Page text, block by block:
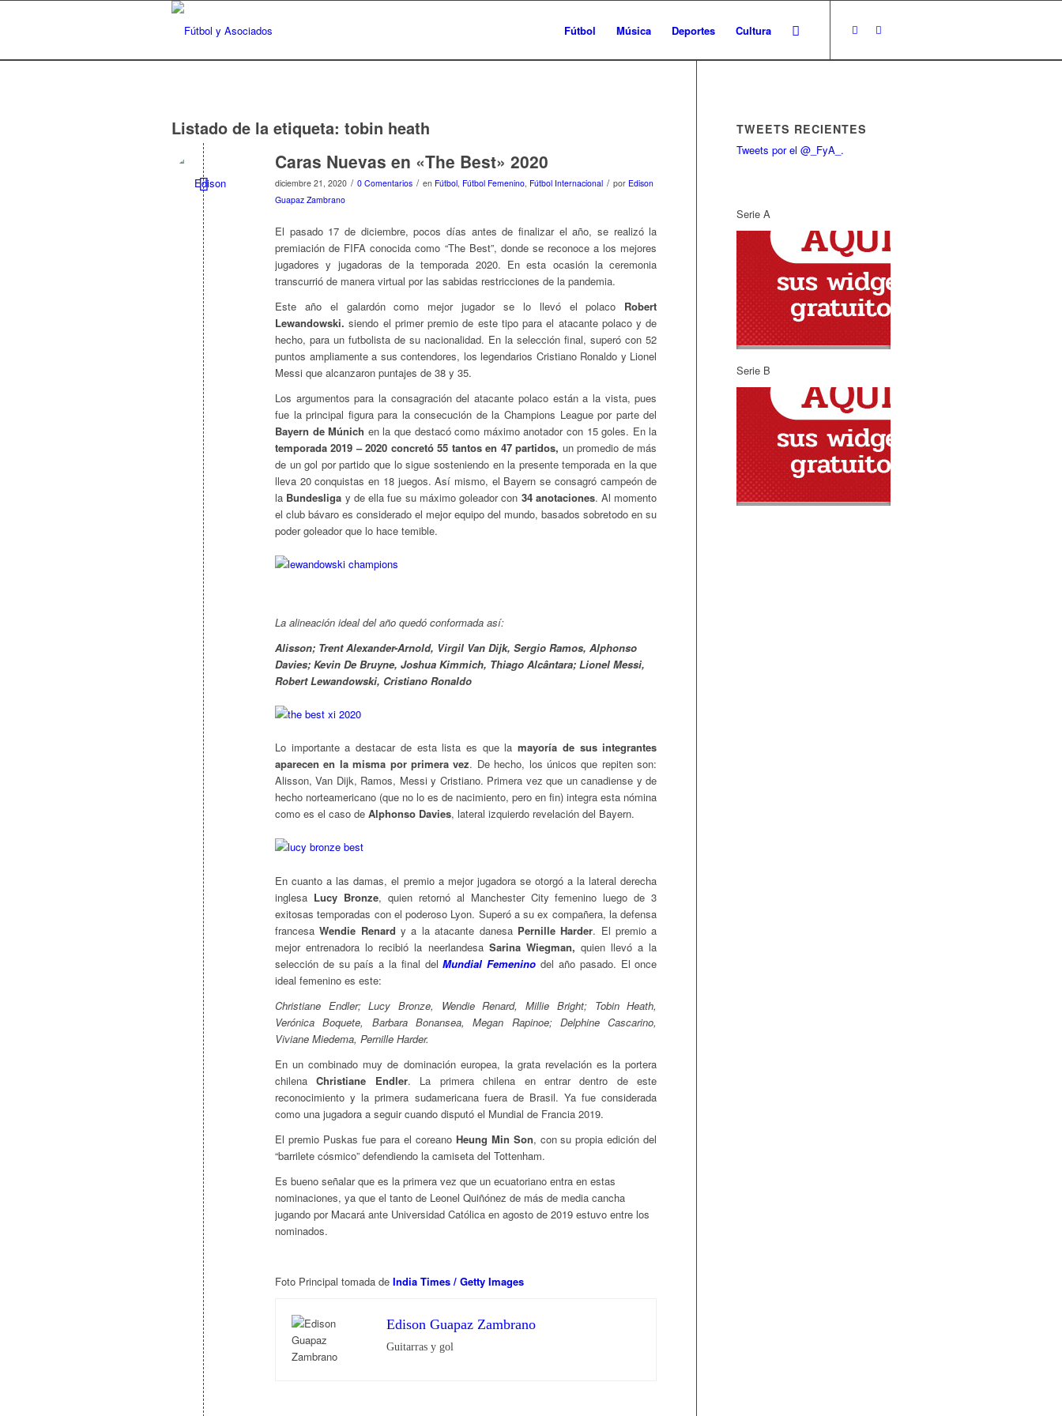
Fútbol Música Deportes Cultura
Listado de la etiqueta: tobin heath
Caras Nuevas en «The Best» 2020
diciembre 21, 2020 / 0 Comentarios / en Fútbol, Fútbol Femenino, Fútbol Internacional / por Edison
Guapaz Zambrano
El pasado 17 de diciembre, pocos días antes de finalizar el año, se realizó la
premiación de FIFA conocida como “The Best”, donde se reconoce a los mejores
jugadores y jugadoras de la temporada 2020. En esta ocasión la ceremonia
transcurrió de manera virtual por las sabidas restricciones de la pandemia.
Este año el galardón como mejor jugador se lo llevó el polaco Robert
Lewandowski. siendo el primer premio de este tipo para el atacante polaco y de
hecho, para un futbolista de su nacionalidad. En la selección final, superó con 52
puntos ampliamente a sus contendores, los legendarios Cristiano Ronaldo y Lionel
Messi que alcanzaron puntajes de 38 y 35.
Los argumentos para la consagración del atacante polaco están a la vista, pues
fue la principal figura para la consecución de la Champions League por parte del
Bayern de Múnich en la que destacó como máximo anotador con 15 goles. En la
temporada 2019 – 2020 concretó 55 tantos en 47 partidos, un promedio de más
de un gol por partido que lo sigue sosteniendo en la presente temporada en la que
lleva 20 conquistas en 18 juegos. Así mismo, el Bayern se consagró campeón de
la Bundesliga y de ella fue su máximo goleador con 34 anotaciones. Al momento
el club bávaro es considerado el mejor equipo del mundo, basados sobretodo en su
poder goleador que lo hace temible.
La alineación ideal del año quedó conformada así:
Alisson; Trent Alexander-Arnold, Virgil Van Dijk, Sergio Ramos, Alphonso
Davies; Kevin De Bruyne, Joshua Kimmich, Thiago Alcântara; Lionel Messi,
Robert Lewandowski, Cristiano Ronaldo
Lo importante a destacar de esta lista es que lamayoría de sus integrantes
aparecen en la misma por primera vez. De hecho, los únicos que repiten son:
Alisson, Van Dijk, Ramos, Messi y Cristiano. Primera vez que un canadiense y de
hecho norteamericano (que no lo es de nacimiento, pero en fin) integra esta nómina
como es el caso de Alphonso Davies, lateral izquierdo revelación del Bayern.
En cuanto a las damas, el premio a mejor jugadora se otorgó a la lateral derecha
inglesa Lucy Bronze, quien retornó al Manchester City femenino luego de 3
exitosas temporadas con el poderoso Lyon. Superó a su ex compañera, la defensa
francesaWendie Renard y a la atacante danesa Pernille Harder. El premio a
mejor entrenadora lo recibió la neerlandesa Sarina Wiegman, quien llevó a la
selección de su país a la final delMundial Femenino del año pasado. El once
ideal femenino es este:
Christiane Endler; Lucy Bronze, Wendie Renard, Millie Bright; Tobin Heath,
Verónica Boquete, Barbara Bonansea, Megan Rapinoe; Delphine Cascarino,
Viviane Miedema, Pernille Harder.
En un combinado muy de dominación europea, la grata revelación es la portera
chilenaChristiane Endler. La primera chilena en entrar dentro de este
reconocimiento y la primera sudamericana fuera de Brasil. Ya fue considerada
como una jugadora a seguir cuando disputó el Mundial de Francia 2019.
El premio Puskas fue para el coreano Heung Min Son, con su propia edición del
“barrilete cósmico” defendiendo la camiseta del Tottenham.
Es bueno señalar que es la primera vez que un ecuatoriano entra en estas
nominaciones, ya que el tanto de Leonel Quiñónez de más de media cancha
jugando por Macará ante Universidad Católica en agosto de 2019 estuvo entre los
nominados.
Foto Principal tomada de India Times / Getty Images
Edison Guapaz Zambrano
Guitarras y gol
TWEETS RECIENTES
Tweets por el @_FyA_.
Serie A
Serie B